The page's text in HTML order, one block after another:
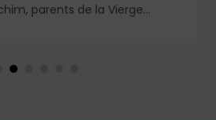
parents de la Vierge
célèbre par sa piété